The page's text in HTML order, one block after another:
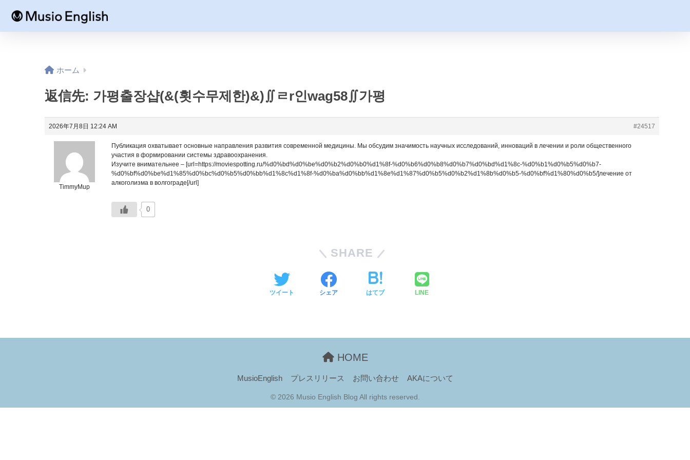
ホーム
返信先: 가평출장샵(&(횟수무제한)&)∬ㄹr인wag58∬가평
2026年7月8日 12:24 AM #24517
TimmyMup
Публикация охватывает основные направления развития современной медицины. Мы обсудим значимость научных исследований, инноваций в лечении и роли общественного
участия в формировании системы здравоохранения.
Изучите внимательнее – [url=https://moviespotting.ru/%d0%bd%d0%be%d0%b2%d0%b0%d1%8f-%d0%b6%d0%b8%d0%b7%d0%bd%d1%8c-%d0%b1%d0%b5%d0%b7-
%d0%bf%d0%be%d1%85%d0%bc%d0%b5%d0%bb%d1%8c%d1%8f-%d0%ba%d0%bb%d1%8e%d1%87%d0%b5%d0%b2%d1%8b%d0%b5-%d0%bf%d1%80%d0%b5/]лечение от
алкоголизма в волгограде[/url]
0
SHARE
ツイート シェア はてブ LINE
HOME
MusioEnglish プレスリリース お問い合わせ AKAについて
© 2026 Musio English Blog All rights reserved.